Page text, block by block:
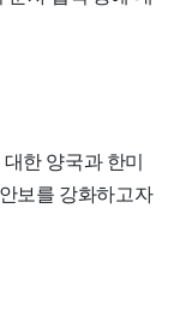
한 양국과 한미
보를 강화하고자